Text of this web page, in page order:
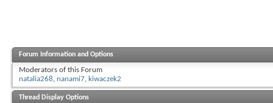
Forum Information and Options
Moderators of this Forum
natalia268, nanami7, kiwaczek2
Thread Display Options